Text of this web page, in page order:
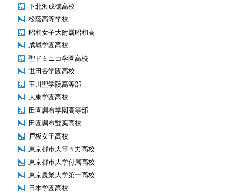
下北沢成徳高校
松蔭高等学校
昭和女子大附属昭和高
成城学園高校
聖ドミニコ学園高校
世田谷学園高校
玉川聖学院高等部
大東学園高校
田園調布学園高等部
田園調布雙葉高校
戸板女子高校
東京都市大等々力高校
東京都市大学付属高校
東京農業大学第一高校
日本学園高校